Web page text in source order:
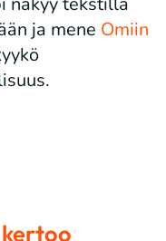
ja mene Omiin